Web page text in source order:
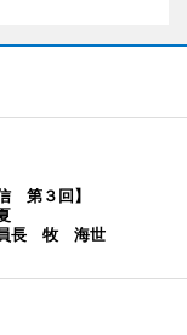
第３回】
員長 牧 海世